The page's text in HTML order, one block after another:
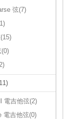
弦(7)
(0)
電吉他弦(2)
電吉他弦(0)